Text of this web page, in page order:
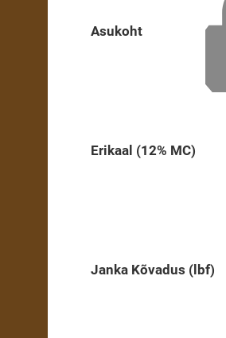
Asukoht
Erikaal (12% MC)
Janka Kõvadus (lbf)